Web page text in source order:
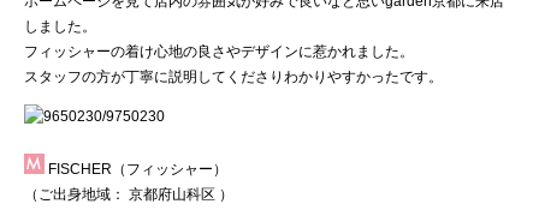
しました。
フィッシャーの着け心地の良さやデザインに惹かれました。
スタッフの方が丁寧に説明してくださりわかりやすかったです。
FISCHER（フィッシャー）
（ご出身地域： 京都府山科区 ）